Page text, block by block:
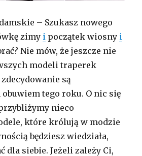
– Szukasz nowego
zimy i początek wiosny i
Nie mów, że jeszcze nie
modeli traperek
są
tego roku. O nic się
nieco
które królują w modzie
będziesz wiedziała,
dla siebie. Jeżeli zależy Ci,